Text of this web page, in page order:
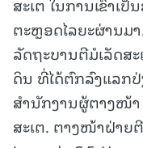
ຕະຫຼອດໄລຍະຜ່ານມ
ລັດຖະບານຕີມໍເລັດສ
ດິນ ທີ່ໄດ້ຕົກລົງແລກປ່
ສຳນັກງານຜູ້ຕາງໜ້າ
ສະເຕ. ຕາງໜ້າຝ່າຍ